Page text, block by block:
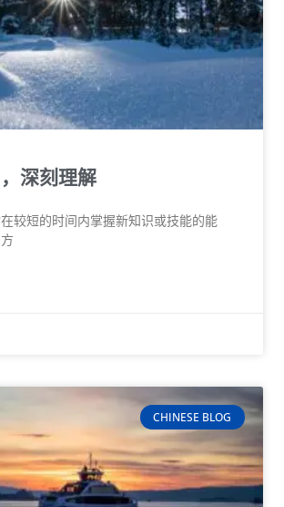
深刻理解
较短的时间内掌握新知识或技能的能
CHINESE BLOG